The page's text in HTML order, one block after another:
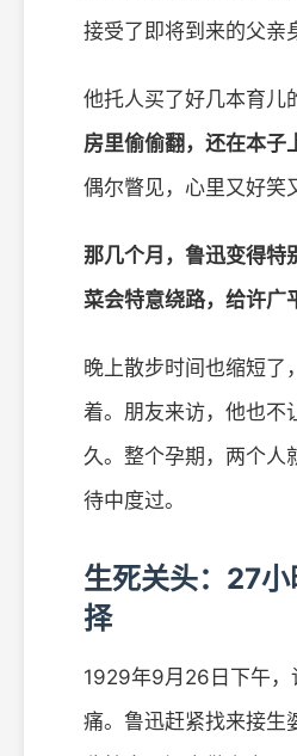
接受了即将到来的父亲
他托人买了好几本育儿
房里偷偷翻，还在本子
偶尔瞥见，心里又好笑
那几个月，鲁迅变得特
菜会特意绕路，给许广
晚上散步时间也缩短了
着。朋友来访，他也不
久。整个孕期，两个人
待中度过。
生死关头：27
择
1929年9月26日下午，
痛。鲁迅赶紧找来接生